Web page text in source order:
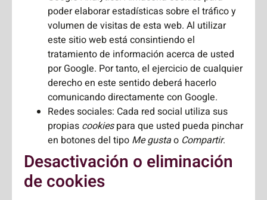
poder elaborar estadísticas sobre el tráfico y
volumen de visitas de esta web. Al utilizar
este sitio web está consintiendo el
tratamiento de información acerca de usted
por Google. Por tanto, el ejercicio de cualquier
derecho en este sentido deberá hacerlo
comunicando directamente con Google.
Redes sociales: Cada red social utiliza sus
propias cookiespara que usted pueda pinchar
en botones del tipo Me gustao Compartir.
Desactivación o eliminación
de cookies